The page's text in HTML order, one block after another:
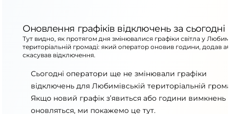
Оновлення графіків відключень за сьогодні
Тут видно, як протягом дня змінювалися графіки світла у
територіальній громаді: який оператор оновив години, додав
скасував відключення.
Сьогодні оператори ще не змінювали графіки
відключень для Любимівській територіальній
Якщо новий графік з’явиться або години вимкнень
оновляться, ми покажемо це тут.